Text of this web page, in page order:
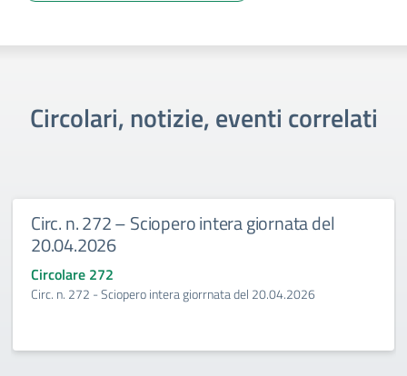
Circolari, notizie, eventi correlati
Circ. n. 272 – Sciopero intera giornata del
20.04.2026
Circolare 272
Circ. n. 272 - Sciopero intera giorrnata del 20.04.2026